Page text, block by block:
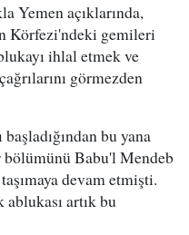
Yemen açıklarında,
Körfezi'ndeki gemileri
ihlal etmek ve
görmezden
bu yana
Babu'l Mendeb
devam etmişti.
artık bu